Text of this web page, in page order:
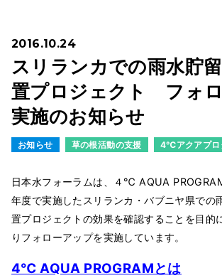
2016.10.24
スリランカでの雨水貯
置プロジェクト フォ
実施のお知らせ
お知らせ 草の根活動の支援 4℃アクアプロ
日本水フォーラムは、４℃ AQUA
年度で実施したスリランカ・バブニヤ県での
置プロジェクトの効果を確認することを目的
りフォローアップを実施しています。
4℃ AQUA PROGRAMとは